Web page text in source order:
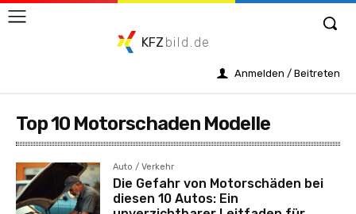
KFZ bild.de
Anmelden / Beitreten
Top 10 Motorschaden Modelle
Auto / Verkehr
Die Gefahr von Motorschäden bei
diesen 10 Autos: Ein